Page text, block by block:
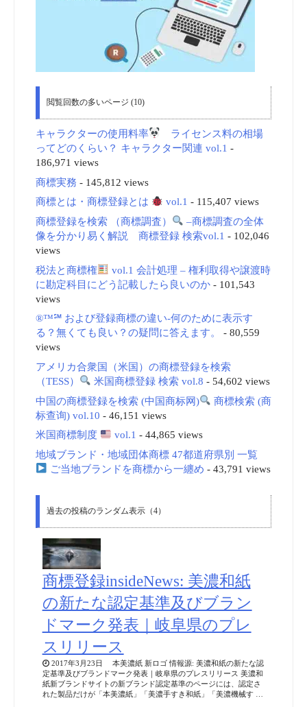
閲覧回数の多いページ (10)
キャラクターの使用料率
ライセンス料の相場
ってどのくらい？ キャラクター関連 vol.1 -
186,971 views
商標実務 - 145,812 views
商標とは・商標登録とは
vol.1 - 115,407 views
商標登録を検索 （商標調査）
–商標調査の全体
像を分かり易く解説 商標登録 検索vol.1 - 102,046
views
税法と商標権
vol.1 会計処理 – 権利取得や譲渡時
に勘定科目にどう記載したら良いのか- 101,543
views
®™℠ および登録商標の違い-何のために表示す
る？無くても良い？の疑問に答えます。
- 80,559
views
アメリカ合衆国（米国）の商標登録を検索
（TESS）
米国商標登録 検索 vol.8 - 54,602 views
中国の商標登録を検索 (中国商标网)
商標検索 (商
标查询) vol.10 - 46,151 views
米国商標制度
vol.1 - 44,865 views
地域ブランド・地域団体商標 47都道府県別 一覧
ご当地ブランドを商標から一纏め - 43,791 views
過去の投稿のランダム表示（4）
商標登録insideNews: 美濃和紙
の新たな認定基準及びブラン
ドマーク発表｜岐阜県のプレ
スリリース
2017年3月23日 本美濃紙 新ロゴ 情報源: 美濃和紙の新たな認
定基準及びブランドマーク発表｜岐阜県のプレスリリース 美濃和
紙新ブランドサイトの新ブランド認定基準のページには、認定さ
れた製品だけが「本美濃紙」「美濃手すき和紙」「美濃機械す …